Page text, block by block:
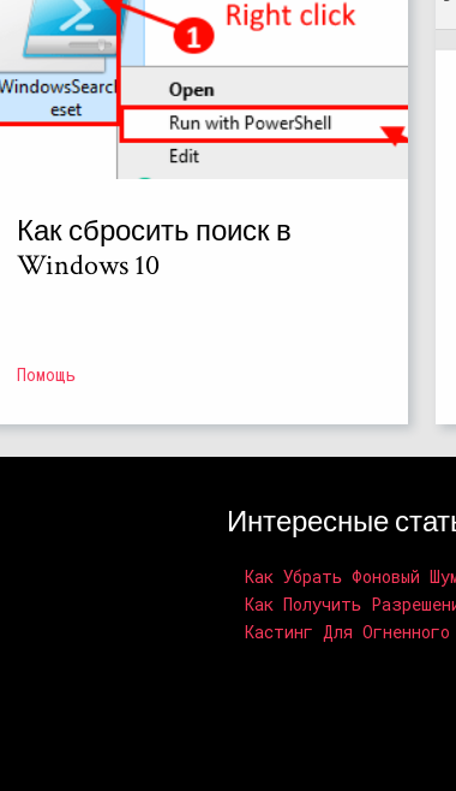
Как сбросить поиск в
Windows 10
Помощь
Интересные
Как Убрать Фоновый
Как Получить
Кастинг Для Огненного